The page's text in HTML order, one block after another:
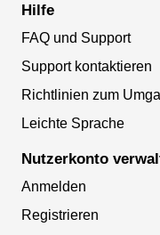
Hilfe
FAQ und Support
Support kontaktieren
Richtlinien zum
Leichte Sprache
Nutzerkonto
Anmelden
Registrieren